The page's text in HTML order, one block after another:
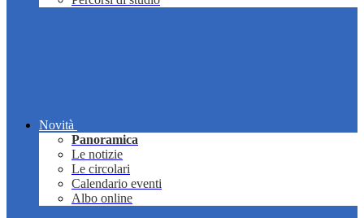
Novità
Panoramica
Le notizie
Le circolari
Calendario eventi
Albo online